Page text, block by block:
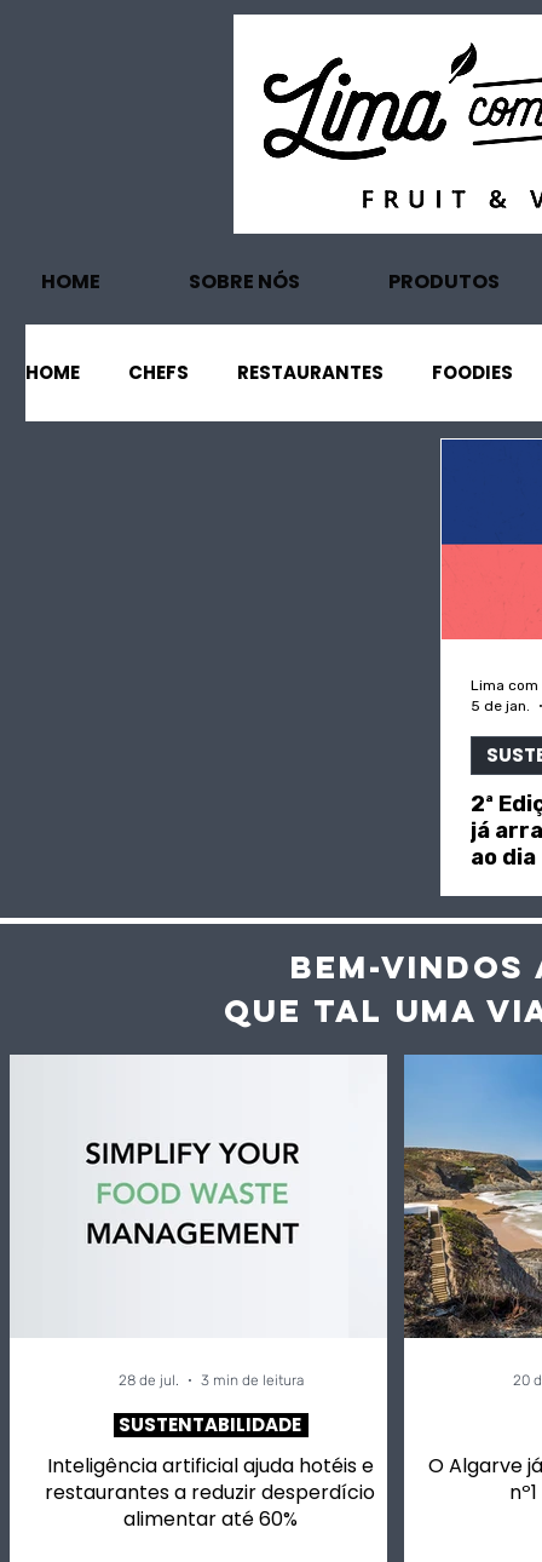
HOME SOBRE NÓS PRODUTOS
HOME CHEFS RESTAURANTES FOODIES
Lima com
5 de jan.
2ª
já
ao
BEM-VINDOS
QUE TAL UMA
Inteligência artificial ajuda hotéis e
restaurantes a reduzir desperdício
alimentar até 60%
SUSTENTABILIDADE
28 de jul. 3 min de leitura
O Algarve
20